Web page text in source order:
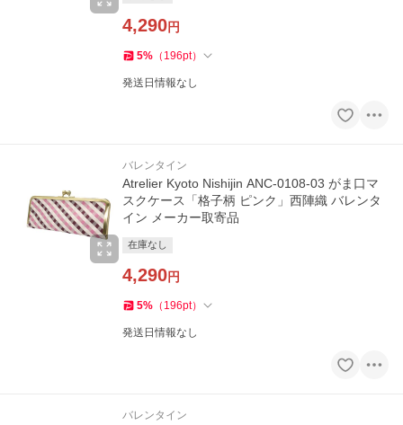
4,290円
5% （ 196pt）
発送日情報なし
バレンタイン
Atrelier Kyoto Nishijin ANC-0108-03 がま口マ
スクケース「格子柄 ピンク」西陣織 バレンタ
イン メーカー取寄品
在庫なし
4,290円
5% （ 196pt）
発送日情報なし
バレンタイン